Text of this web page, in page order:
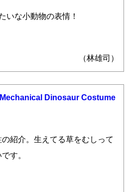
いな小動物の表情！
（林雄司）
Dinosaur Costume
紹介。生えてる草をむしって
す。